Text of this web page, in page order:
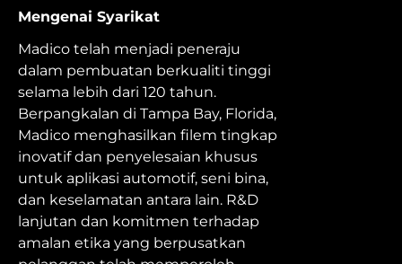
Mengenai Syarikat
Madico telah menjadi peneraju
dalam pembuatan berkualiti tinggi
selama lebih dari 120 tahun.
Berpangkalan di Tampa Bay, Florida,
Madico menghasilkan filem tingkap
inovatif dan penyelesaian khusus
untuk aplikasi automotif, seni bina,
dan keselamatan antara lain. R&D
lanjutan dan komitmen terhadap
amalan etika yang berpusatkan